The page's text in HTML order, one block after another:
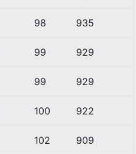
98 935
99 929
99 929
100 922
102 909